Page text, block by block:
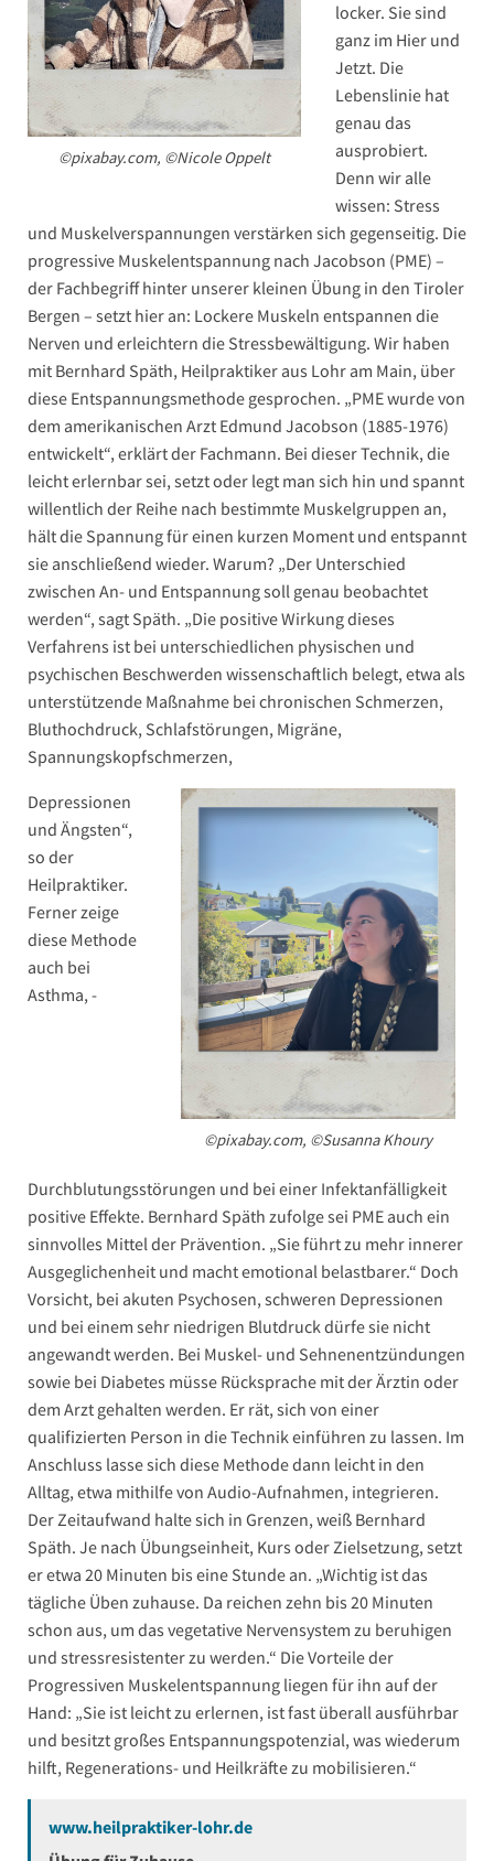
©pixabay.com, ©Nicole Oppelt
locker. Sie sind
ganz im Hier und
Jetzt. Die
Lebenslinie hat
genau das
ausprobiert.
Denn wir alle
wissen: Stress
und Muskelverspannungen verstärken sich gegenseitig. Die
progressive Muskelentspannung nach Jacobson (PME) –
der Fachbegriff hinter unserer kleinen Übung in den Tiroler
Bergen – setzt hier an: Lockere Muskeln entspannen die
Nerven und erleichtern die Stressbewältigung. Wir haben
mit Bernhard Späth, Heilpraktiker aus Lohr am Main, über
diese Entspannungsmethode gesprochen. „PME wurde von
dem amerikanischen Arzt Edmund Jacobson (1885-1976)
entwickelt“, erklärt der Fachmann. Bei dieser Technik, die
leicht erlernbar sei, setzt oder legt man sich hin und spannt
willentlich der Reihe nach bestimmte Muskelgruppen an,
hält die Spannung für einen kurzen Moment und entspannt
sie anschließend wieder. Warum? „Der Unterschied
zwischen An- und Entspannung soll genau beobachtet
werden“, sagt Späth. „Die positive Wirkung dieses
Verfahrens ist bei unterschiedlichen physischen und
psychischen Beschwerden wissenschaftlich belegt, etwa als
unterstützende Maßnahme bei chronischen Schmerzen,
Bluthochdruck, Schlafstörungen, Migräne,
Spannungskopfschmerzen,
©pixabay.com, ©Susanna Khoury
Depressionen
und Ängsten“,
so der
Heilpraktiker.
Ferner zeige
diese Methode
auch bei
Asthma, ­
Durchblutungsstörungen und bei einer ­Infektanfälligkeit
positive Effekte. Bernhard Späth zufolge sei PME auch ein
sinnvolles Mittel der Prävention. „Sie führt zu mehr innerer
Ausgeglichenheit und macht emotional belastbarer.“ Doch
Vorsicht, bei akuten Psychosen, schweren Depressionen
und bei einem sehr niedrigen Blutdruck dürfe sie nicht
angewandt werden. Bei Muskel- und Sehnenentzündungen
sowie bei Diabetes müsse Rücksprache mit der Ärztin oder
dem Arzt gehalten werden. Er rät, sich von einer
qualifizierten Person in die Technik einführen zu lassen. Im
Anschluss lasse sich diese Methode dann leicht in den
Alltag, etwa mithilfe von Audio-Aufnahmen, integrieren.
Der Zeitaufwand halte sich in Grenzen, weiß Bernhard
Späth. Je nach Übungseinheit, Kurs oder Zielsetzung, setzt
er etwa 20 Minuten bis eine Stunde an. „Wichtig ist das
tägliche Üben zuhause. Da reichen zehn bis 20 Minuten
schon aus, um das vegetative Nervensystem zu beruhigen
und stressresistenter zu werden.“ Die Vorteile der
Progressiven Muskelentspannung liegen für ihn auf der
Hand: „Sie ist leicht zu erlernen, ist fast überall ausführbar
und besitzt großes Entspannungspotenzial, was wiederum
hilft, Regenerations- und Heilkräfte zu mobilisieren.“
www.heilpraktiker-lohr.de